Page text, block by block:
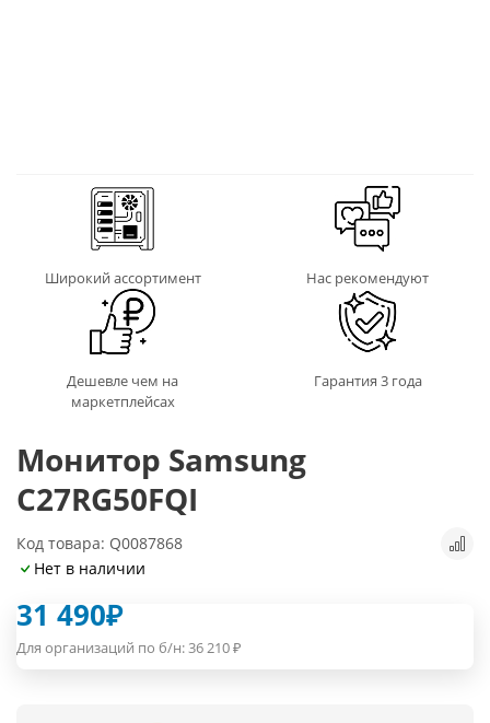
Широкий ассортимент Нас рекомендуют
Дешевле чем на
маркетплейсах
Гарантия 3 года
Монитор Samsung
C27RG50FQI
Код товара: Q0087868
Нет в наличии
31 490₽
Для организаций по б/н:36 210₽